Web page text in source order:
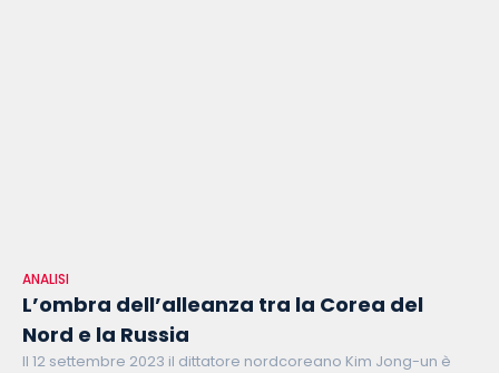
ANALISI
L’ombra dell’alleanza tra la Corea del
Nord e la Russia
Il 12 settembre 2023 il dittatore nordcoreano Kim Jong-un è